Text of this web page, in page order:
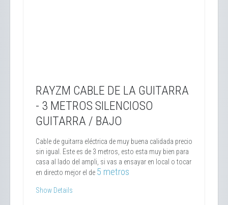
RAYZM CABLE DE LA GUITARRA
- 3 METROS SILENCIOSO
GUITARRA / BAJO
Cable de guitarra eléctrica de muy buena calidada precio
sin igual. Este es de 3 metros, esto esta muy bien para
casa al lado del ampli, si vas a ensayar en local o tocar
en directo mejor el de 5 metros
Show Details